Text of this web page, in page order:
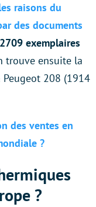
raisons du
des documents
exemplaires
trouve ensuite la
208 (1914
des ventes en
?
?